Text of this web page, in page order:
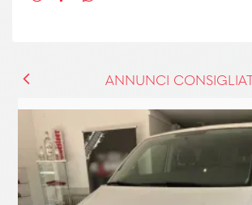
ANNUNCI CONSIGLIATI